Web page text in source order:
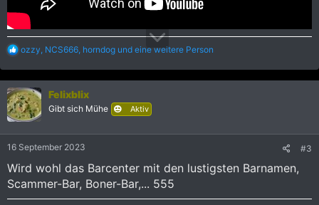
R
a
k
t
i
o
n
ozzy, NCS666, horndog und eine weitere Person
Felixblix
Gibt sich Mühe Aktiv
16 September 2023 #3
Wird wohl das Barcenter mit den lustigsten Barnamen,
Scammer-Bar, Boner-Bar,... 555